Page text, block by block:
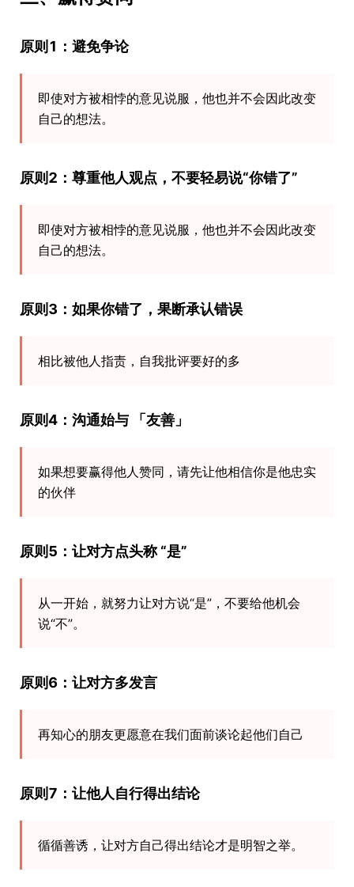
原则1：避免争论
即使对方被相悖的意见说服，他也并不会因此改变
自己的想法。
原则2：尊重他人观点，不要轻易说“你错了”
即使对方被相悖的意见说服，他也并不会因此改变
自己的想法。
原则3：如果你错了，果断承认错误
相比被他人指责，自我批评要好的多
原则4：沟通始与 「友善」
如果想要赢得他人赞同，请先让他相信你是他忠实
的伙伴
原则5：让对方点头称 “是”
从一开始，就努力让对方说“是”，不要给他机会
说“不”。
原则6：让对方多发言
再知心的朋友更愿意在我们面前谈论起他们自己
原则7：让他人自行得出结论
循循善诱，让对方自己得出结论才是明智之举。